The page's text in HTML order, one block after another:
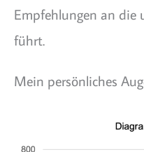
Empfehlungen an die
führt.
Mein persönliches